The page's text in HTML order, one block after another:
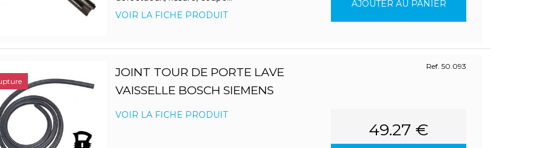
VOIR LA FICHE PRODUIT
AJOUTER AU PANIER
JOINT TOUR DE PORTE LAVE
VAISSELLE BOSCH SIEMENS
Ref. 50.093
VOIR LA FICHE PRODUIT
49.27 €